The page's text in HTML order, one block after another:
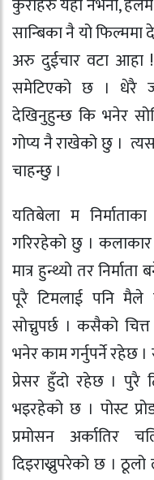
कुराहरु यहाँ नभनौं,
सान्बिका नै यो फिल्ममा
अरु दुईचार वटा आहा !
समेटिएको छ । धेरै
देखिनुहुन्छ कि भनेर
गोप्य नै राखेको छु ।
चाहन्छु ।
यतिबेला म
गरिरहेको छु ।
मात्र हुन्थ्यो तर
पूरै टिमलाई पनि मैले
सोच्नुपर्छ । कसैको
भनेर काम गर्नुपर्ने रहेछ
प्रेसर हुँदो रहेछ । पुरै
भइरहेको छ । पोस्ट
प्रमोसन अर्कातिर
दिइराख्नुपरेको छ ।